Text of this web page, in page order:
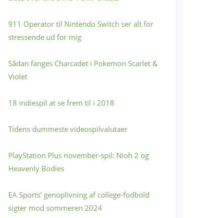
911 Operator til Nintendo Switch ser alt for
stressende ud for mig
Sådan fanges Charcadet i Pokemon Scarlet &
Violet
18 indiespil at se frem til i 2018
Tidens dummeste videospilvalutaer
PlayStation Plus november-spil: Nioh 2 og
Heavenly Bodies
EA Sports’ genoplivning af college-fodbold
sigter mod sommeren 2024